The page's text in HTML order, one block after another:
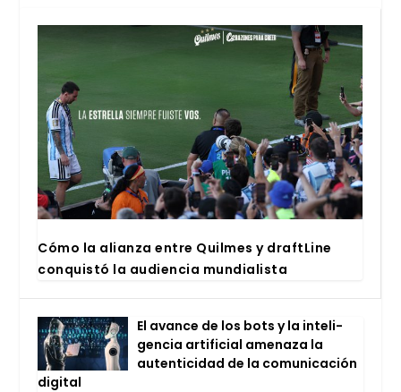
Cómo la alian­za entre Quil­mes y draftLi­ne
con­quis­tó la audien­cia mun­dia­lis­ta
El avan­ce de los bots y la inte­li­
gen­cia arti­fi­cial ame­na­za la
auten­ti­ci­dad de la comu­ni­ca­ción
digi­tal